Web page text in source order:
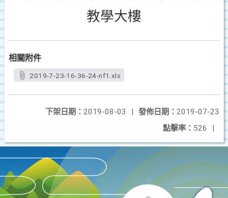
教學大樓
相關附件
2019-7-23-16-36-24-nf1.xls
發佈日期： 2019-07-23
下架日期： 2019-08-03
|
點擊率： 526 |